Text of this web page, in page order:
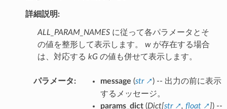
詳細説明:
ALL_PARAM_NAMESに従って各パラメータとそ
の値を整形して表示します。 wが存在する場合
は、対応する kGの値も併せて表示します。
パラメータ: message (str
) -- 出力の前に表示
するメッセージ。
params_dict(Dict[str , float ]) --